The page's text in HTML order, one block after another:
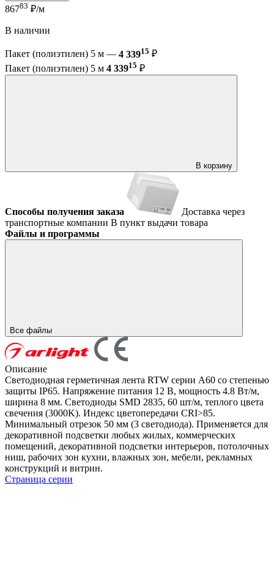
86783 ₽/м
В наличии
Пакет (полиэтилен) 5 м — 4 33915 ₽
Пакет (полиэтилен) 5 м 4 33915 ₽
В корзину
Способы получения заказа
Доставка через
транспортные компании В пункт выдачи товара
Файлы и программы
Все файлы
Описание
Светодиодная герметичная лента RTW серии A60 со степенью
защиты IP65. Напряжение питания 12 В, мощность 4.8 Вт/м,
ширина 8 мм. Светодиоды SMD 2835, 60 шт/м, теплого цвета
свечения (3000K). Индекс цветопередачи CRI>85.
Минимальный отрезок 50 мм (3 светодиода). Применяется для
декоративной подсветки любых жилых, коммерческих
помещений, декоративной подсветки интерьеров, потолочных
ниш, рабочих зон кухни, влажных зон, мебели, рекламных
конструкций и витрин.
Страница серии